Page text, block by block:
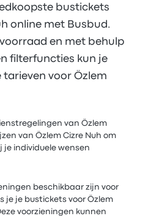
bustickets
online met Busbud.
en met behulp
filterfuncties kun je
tarieven voor Özlem
van Özlem
van Özlem Cizre Nuh om
je individuele wensen
beschikbaar zijn voor
je je bustickets voor Özlem
voorzieningen kunnen